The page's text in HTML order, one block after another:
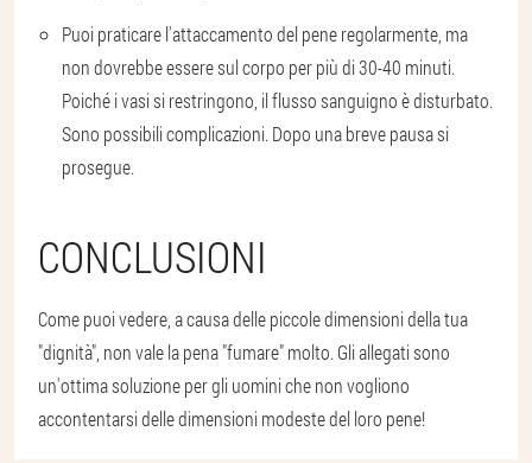
Puoi praticare l'attaccamento del pene regolarmente, ma
non dovrebbe essere sul corpo per più di 30-40 minuti.
Poiché i vasi si restringono, il flusso sanguigno è disturbato.
Sono possibili complicazioni. Dopo una breve pausa si
prosegue.
CONCLUSIONI
Come puoi vedere, a causa delle piccole dimensioni della tua
"dignità", non vale la pena "fumare" molto. Gli allegati sono
un'ottima soluzione per gli uomini che non vogliono
accontentarsi delle dimensioni modeste del loro pene!